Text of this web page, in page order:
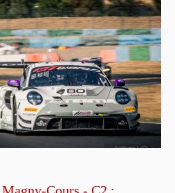
Cours - C2 :